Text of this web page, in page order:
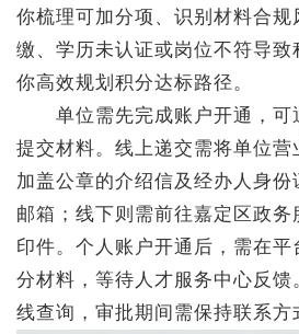
你梳理可加分项、识别材料合
缴、学历未认证或岗位不符导
你高效规划积分达标路径。
单位需先完成账户开通，可
提交材料。线上递交需将单位营
加盖公章的介绍信及经办人身份
邮箱；线下则需前往嘉定区政务
印件。个人账户开通后，需在平
分材料，等待人才服务中心反馈
线查询，审批期间需保持联系方